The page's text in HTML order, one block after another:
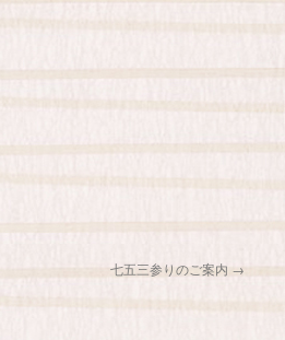
七五三参りのご案内→